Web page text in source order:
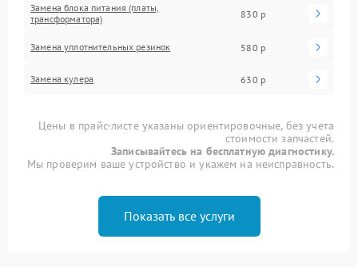
Замена блока питания (платы,
трансформатора)
830 р
Замена уплотнительных резинок 580 р
Замена кулера 630 р
Цены в прайс-листе указаны ориентировочные, без учета
стоимости запчастей.
Записывайтесь на бесплатную диагностику.
Мы проверим ваше устройство и укажем на неисправность.
Показать все услуги